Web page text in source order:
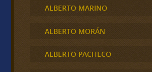
ALBERTO MARINO
ALBERTO MORÁN
ALBERTO PACHECO